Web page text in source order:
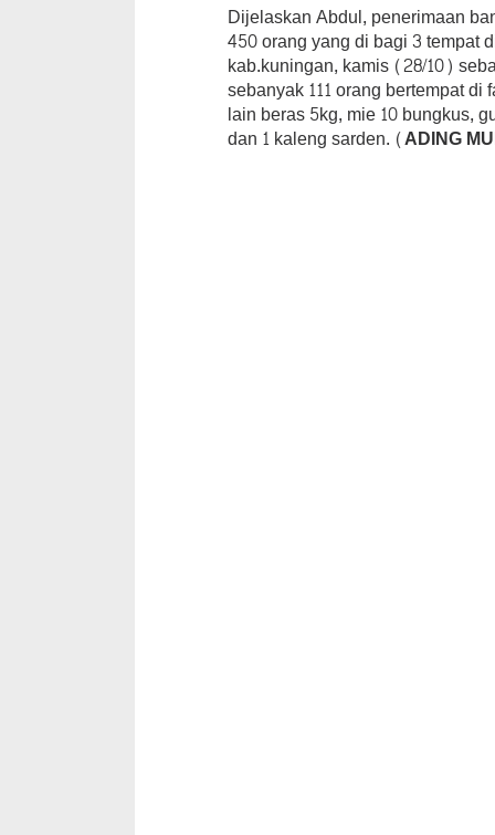
Dijelaskan Abdul, penerimaan
450 orang yang di bagi 3 tempat
kab.kuningan, kamis (28/10)
sebanyak 111 orang bertempat
lain beras 5kg, mie 10 bungkus,
dan 1 kaleng sarden. (ADING